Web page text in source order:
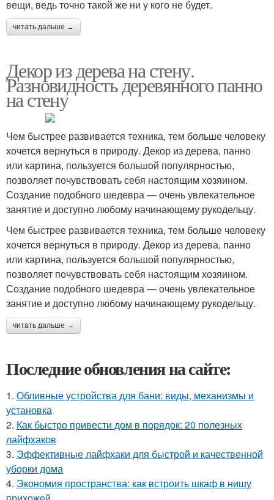
вещи, ведь точно такой же ни у кого не будет.
читать дальше →
Декор из дерева на стену.
Разновидность деревянного панно
на стену
Чем быстрее развивается техника, тем больше человеку
хочется вернуться в природу. Декор из дерева, панно
или картина, пользуется большой популярностью,
позволяет почувствовать себя настоящим хозяином.
Создание подобного шедевра — очень увлекательное
занятие и доступно любому начинающему рукодельцу.
Чем быстрее развивается техника, тем больше человеку
хочется вернуться в природу. Декор из дерева, панно
или картина, пользуется большой популярностью,
позволяет почувствовать себя настоящим хозяином.
Создание подобного шедевра — очень увлекательное
занятие и доступно любому начинающему рукодельцу.
читать дальше →
Последние обновления на сайте:
1. Обливные устройства для бани: виды, механизмы и
установка
2. Как быстро привести дом в порядок: 20 полезных
лайфхаков
3. Эффективные лайфхаки для быстрой и качественной
уборки дома
4. Экономия пространства: как встроить шкаф в нишу